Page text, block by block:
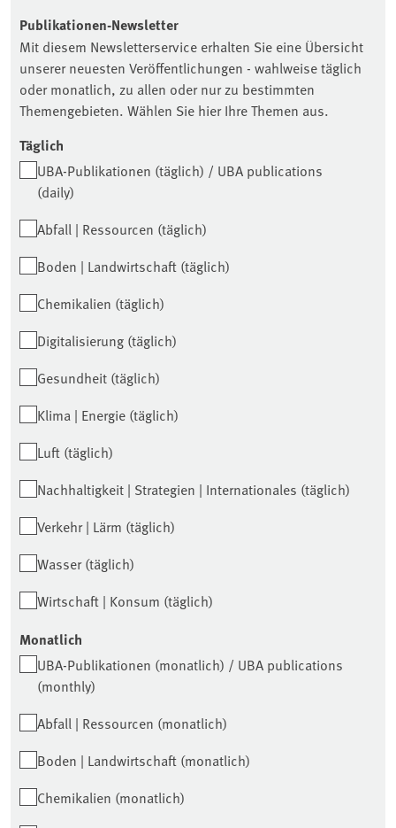
Publikationen-Newsletter
Mit diesem Newsletterservice erhalten Sie eine Übersicht
unserer neuesten Veröffentlichungen - wahlweise täglich
oder monatlich, zu allen oder nur zu bestimmten
Themengebieten. Wählen Sie hier Ihre Themen aus.
Täglich
UBA-Publikationen (täglich) / UBA publications
(daily)
Abfall | Ressourcen (täglich)
Boden | Landwirtschaft (täglich)
Chemikalien (täglich)
Digitalisierung (täglich)
Gesundheit (täglich)
Klima | Energie (täglich)
Luft (täglich)
Nachhaltigkeit | Strategien | Internationales (täglich)
Verkehr | Lärm (täglich)
Wasser (täglich)
Wirtschaft | Konsum (täglich)
Monatlich
UBA-Publikationen (monatlich) / UBA publications
(monthly)
Abfall | Ressourcen (monatlich)
Boden | Landwirtschaft (monatlich)
Chemikalien (monatlich)